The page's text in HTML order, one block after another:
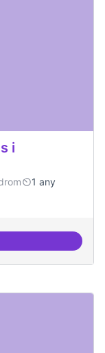
i
1 any
definides i